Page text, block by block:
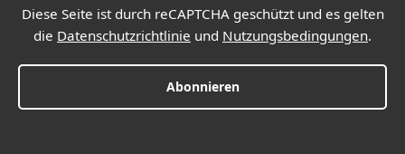
Diese Seite ist durch reCAPTCHA geschützt und es gelten
die Datenschutzrichtlinie und Nutzungsbedingungen.
Abonnieren